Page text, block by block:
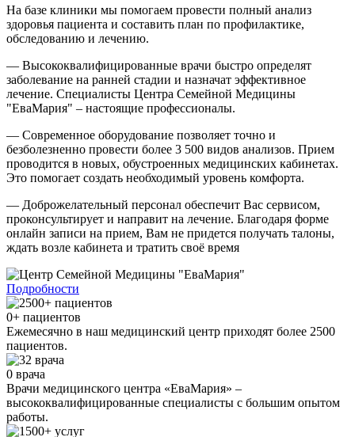
На базе клиники мы помогаем провести полный анализ
здоровья пациента и составить план по профилактике,
обследованию и лечению.
— Высококвалифицированные врачи быстро определят
заболевание на ранней стадии и назначат эффективное
лечение. Специалисты Центра Семейной Медицины
"ЕваМария" – настоящие профессионалы.
— Современное оборудование позволяет точно и
безболезненно провести более 3 500 видов анализов. Прием
проводится в новых, обустроенных медицинских кабинетах.
Это помогает создать необходимый уровень комфорта.
— Доброжелательный персонал обеспечит Вас сервисом,
проконсультирует и направит на лечение. Благодаря форме
онлайн записи на прием, Вам не придется получать талоны,
ждать возле кабинета и тратить своё время
Подробности
0+ пациентов
Ежемесячно в наш медицинский центр приходят более 2500
пациентов.
0 врача
Врачи медицинского центра «ЕваМария» –
высококвалифицированные специалисты с большим опытом
работы.